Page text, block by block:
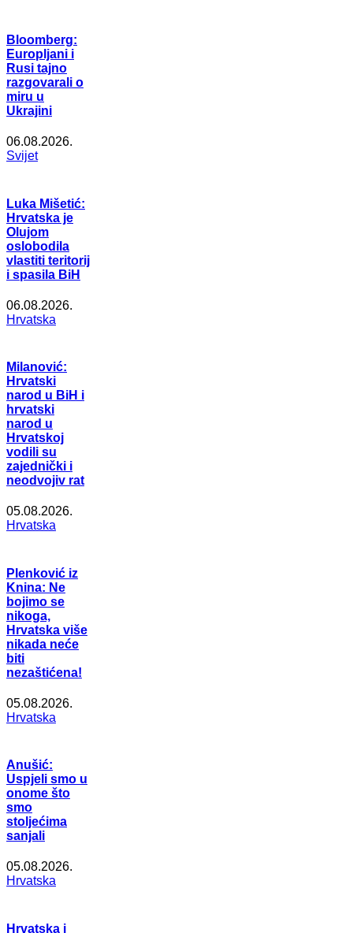
Bloomberg:
Europljani i
Rusi tajno
razgovarali o
miru u
Ukrajini
06.08.2026.
Svijet
Luka Mišetić:
Hrvatska je
Olujom
oslobodila
vlastiti teritorij
i spasila BiH
06.08.2026.
Hrvatska
Milanović:
Hrvatski
narod u BiH i
hrvatski
narod u
Hrvatskoj
vodili su
zajednički i
neodvojiv rat
05.08.2026.
Hrvatska
Plenković iz
Knina: Ne
bojimo se
nikoga,
Hrvatska više
nikada neće
biti
nezaštićena!
05.08.2026.
Hrvatska
Anušić:
Uspjeli smo u
onome što
smo
stoljećima
sanjali
05.08.2026.
Hrvatska
Hrvatska i